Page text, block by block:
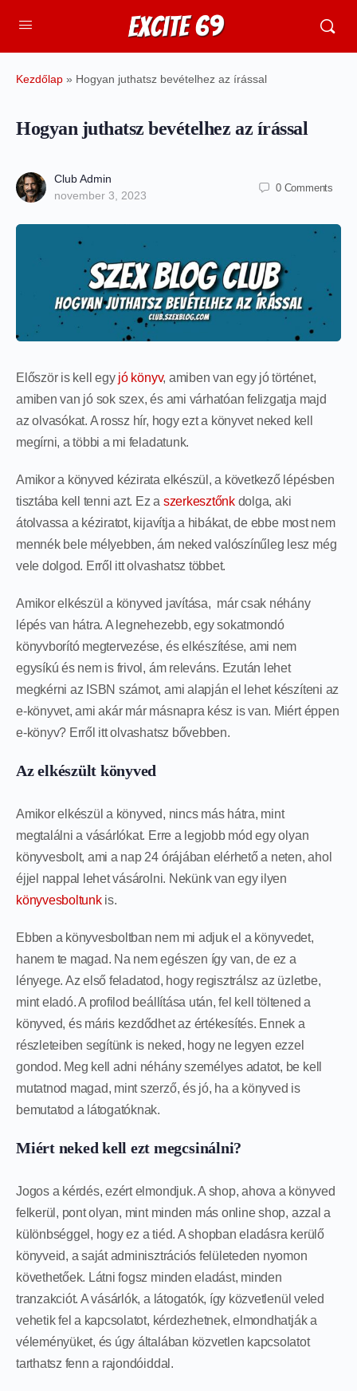
Kezdőlap » Hogyan juthatsz bevételhez az írással
Hogyan juthatsz bevételhez az írással
Club Admin
november 3, 2023
0 Comments
Először is kell egy jó könyv, amiben van egy jó történet,
amiben van jó sok szex, és ami várhatóan felizgatja majd
az olvasókat. A rossz hír, hogy ezt a könyvet neked kell
megírni, a többi a mi feladatunk.
Amikor a könyved kézirata elkészül, a következő lépésben
tisztába kell tenni azt. Ez a szerkesztőnkdolga, aki
átolvassa a kéziratot, kijavítja a hibákat, de ebbe most nem
mennék bele mélyebben, ám neked valószínűleg lesz még
vele dolgod. Erről itt olvashatsz többet.
Amikor elkészül a könyved javítása, már csak néhány
lépés van hátra. A legnehezebb, egy sokatmondó
könyvborító megtervezése, és elkészítése, ami nem
egysíkú és nem is frivol, ám releváns. Ezután lehet
megkérni az ISBN számot, ami alapján el lehet készíteni az
e-könyvet, ami akár már másnapra kész is van. Miért éppen
e-könyv? Erről itt olvashatsz bővebben.
Az elkészült könyved
Amikor elkészül a könyved, nincs más hátra, mint
megtalálni a vásárlókat. Erre a legjobb mód egy olyan
könyvesbolt, ami a nap 24 órájában elérhető a neten, ahol
éjjel nappal lehet vásárolni. Nekünk van egy ilyen
könyvesboltunkis.
Ebben a könyvesboltban nem mi adjuk el a könyvedet,
hanem te magad. Na nem egészen így van, de ez a
lényege. Az első feladatod, hogy regisztrálsz az üzletbe,
mint eladó. A profilod beállítása után, fel kell töltened a
könyved, és máris kezdődhet az értékesítés. Ennek a
részleteiben segítünk is neked, hogy ne legyen ezzel
gondod. Meg kell adni néhány személyes adatot, be kell
mutatnod magad, mint szerző, és jó, ha a könyved is
bemutatod a látogatóknak.
Miért neked kell ezt megcsinálni?
Jogos a kérdés, ezért elmondjuk. A shop, ahova a könyved
felkerül, pont olyan, mint minden más online shop, azzal a
különbséggel, hogy ez a tiéd. A shopban eladásra kerülő
könyveid, a saját adminisztrációs felületeden nyomon
követhetőek. Látni fogsz minden eladást, minden
tranzakciót. A vásárlók, a látogatók, így közvetlenül veled
vehetik fel a kapcsolatot, kérdezhetnek, elmondhatják a
véleményüket, és úgy általában közvetlen kapcsolatot
tarthatsz fenn a rajondóiddal.